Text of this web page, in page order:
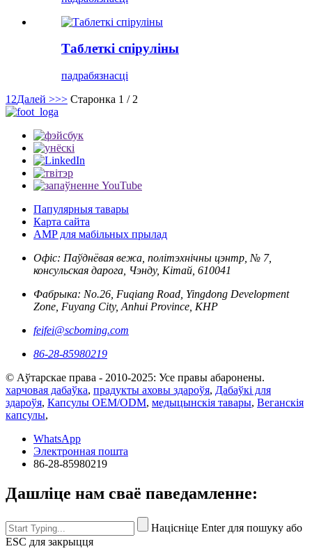
Таблеткі спіруліны
падрабязнасці
1 2Далей >>> Старонка 1 / 2
Папулярныя тавары
Карта сайта
AMP для мабільных прылад
Офіс: Паўднёвая вежа, політэхнічны цэнтр, № 7,
консульская дарога, Чэнду, Кітай, 610041
Фабрыка: No.26, Fuqiang Road, Yingdong Development
Zone, Fuyang City, Anhui Province, КНР
feifei@scboming.com
86-28-85980219
© Аўтарскае права - 2010-2025: Усе правы абаронены.
харчовая дабаўка, прадукты аховы здароўя, Дабаўкі для
здароўя, Капсулы OEM/ODM, медыцынскія тавары, Веганскія
капсулы,
WhatsApp
Электронная пошта
86-28-85980219
Дашліце нам сваё паведамленне:
Націсніце Enter для пошуку або
ESC для закрыцця